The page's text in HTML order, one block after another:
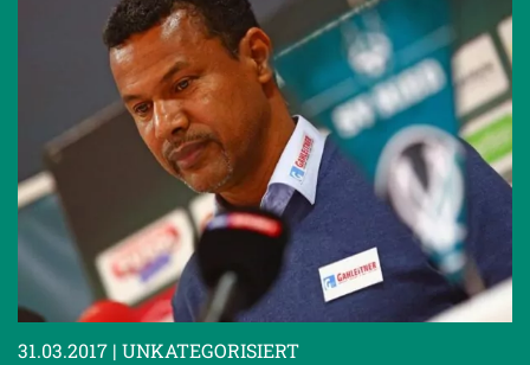
31.03.2017 | UNKATEGORISIERT